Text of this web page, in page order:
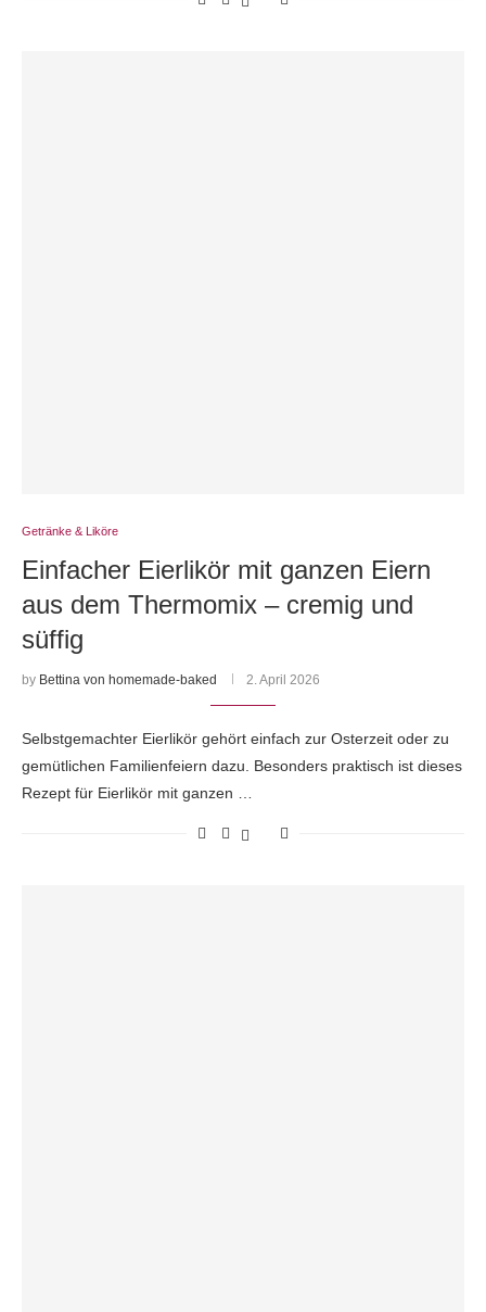
Getränke & Liköre
Einfacher Eierlikör mit ganzen Eiern
aus dem Thermomix – cremig und
süffig
by Bettina von homemade-baked 2. April 2026
Selbstgemachter Eierlikör gehört einfach zur Osterzeit oder zu
gemütlichen Familienfeiern dazu. Besonders praktisch ist dieses
Rezept für Eierlikör mit ganzen …